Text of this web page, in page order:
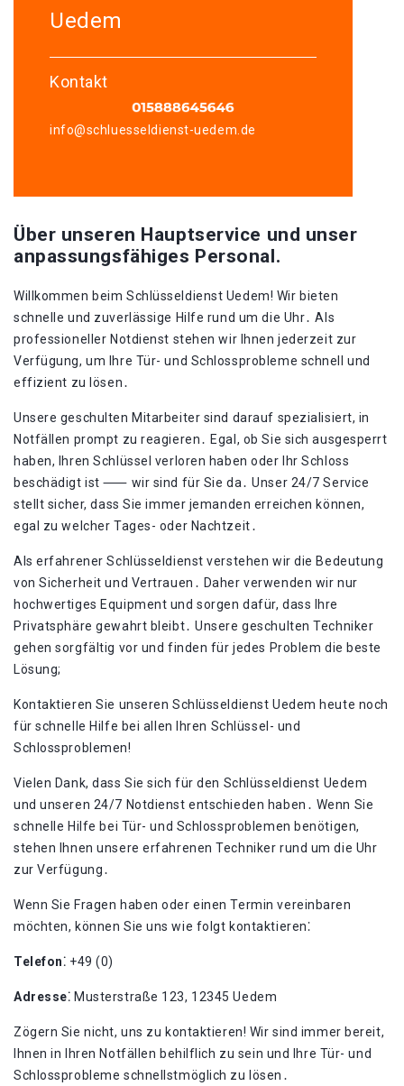
Uedem
Kontakt
info@schluesseldienst-uedem.de
Über unseren Hauptservice und unser
anpassungsfähiges Personal.
Willkommen beim Schlüsseldienst Uedem!​ Wir bieten
schnelle und zuverlässige Hilfe rund um die Uhr․ Als
professioneller Notdienst stehen wir Ihnen jederzeit zur
Verfügung, um Ihre Tür- und Schlossprobleme schnell und
effizient zu lösen․
Unsere geschulten Mitarbeiter sind darauf spezialisiert, in
Notfällen prompt zu reagieren․ Egal, ob Sie sich ausgesperrt
haben, Ihren Schlüssel verloren haben oder Ihr Schloss
beschädigt ist ⸺ wir sind für Sie da․ Unser 24/7 Service
stellt sicher, dass Sie immer jemanden erreichen können,
egal zu welcher Tages- oder Nachtzeit․
Als erfahrener Schlüsseldienst verstehen wir die Bedeutung
von Sicherheit und Vertrauen․ Daher verwenden wir nur
hochwertiges Equipment und sorgen dafür, dass Ihre
Privatsphäre gewahrt bleibt․ Unsere geschulten Techniker
gehen sorgfältig vor und finden für jedes Problem die beste
Lösung;
Kontaktieren Sie unseren Schlüsseldienst Uedem heute noch
für schnelle Hilfe bei allen Ihren Schlüssel- und
Schlossproblemen!​
Vielen Dank, dass Sie sich für den Schlüsseldienst Uedem
und unseren 24/7 Notdienst entschieden haben․ Wenn Sie
schnelle Hilfe bei Tür- und Schlossproblemen benötigen,
stehen Ihnen unsere erfahrenen Techniker rund um die Uhr
zur Verfügung․
Wenn Sie Fragen haben oder einen Termin vereinbaren
möchten, können Sie uns wie folgt kontaktieren⁚
Telefon⁚ +49 (0)
Adresse⁚ Musterstraße 123, 12345 Uedem
Zögern Sie nicht, uns zu kontaktieren!​ Wir sind immer bereit,
Ihnen in Ihren Notfällen behilflich zu sein und Ihre Tür- und
Schlossprobleme schnellstmöglich zu lösen․